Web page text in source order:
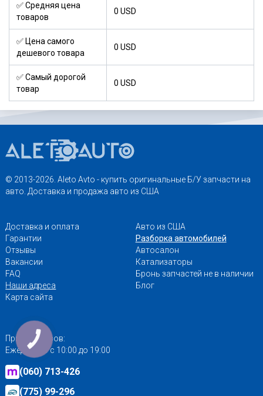
✅ Средняя цена
товаров
0 USD
✅ Цена самого
дешевого товара
0 USD
✅ Самый дорогой
товар
0 USD
© 2013-2026. Aleto Avto - купить оригинальные Б/У запчасти на
авто. Доставка и продажа авто из США
Доставка и оплата
Гарантии
Отзывы
Вакансии
FAQ
Наши адреса
Карта сайта
Авто из США
Разборка автомобилей
Автосалон
Катализаторы
Бронь запчастей не в наличии
Блог
Приём заказов:
Ежедневно с 10:00 до 19:00
(060) 713-426
(775) 99-296
КНОПКА
ЗВ'ЯЗКУ